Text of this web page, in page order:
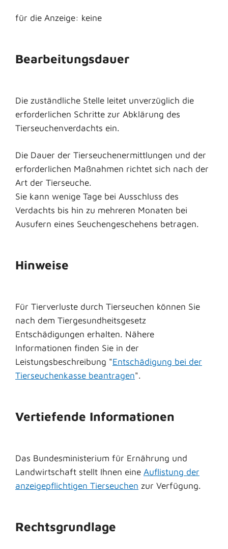
für die Anzeige: keine
Bearbeitungsdauer
Die zuständliche Stelle leitet unverzüglich die
erforderlichen Schritte zur Abklärung des
Tierseuchenverdachts ein.
Die Dauer der Tierseuchenermittlungen und der
erforderlichen Maßnahmen richtet sich nach der
Art der Tierseuche.
Sie kann wenige Tage bei Ausschluss des
Verdachts bis hin zu mehreren Monaten bei
Ausufern eines Seuchengeschehens betragen.
Hinweise
Für Tierverluste durch Tierseuchen können Sie
nach dem Tiergesundheitsgesetz
Entschädigungen erhalten. Nähere
Informationen finden Sie in der
Leistungsbeschreibung "Entschädigung bei der
Tierseuchenkasse beantragen".
Vertiefende Informationen
Das Bundesministerium für Ernährung und
Landwirtschaft stellt Ihnen eine Auflistung der
anzeigepflichtigen Tierseuchen zur Verfügung.
Rechtsgrundlage